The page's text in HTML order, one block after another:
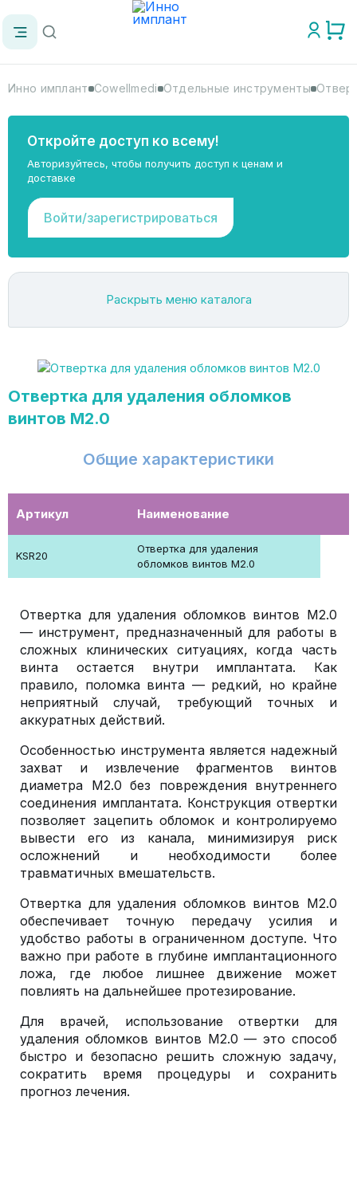
Инно имплант Cowellmedi Отдельные инструменты
Откройте доступ ко всему!
Авторизуйтесь, чтобы получить доступ к ценам и
доставке
Войти/зарегистрироваться
Раскрыть меню каталога
Отвертка для удаления обломков
винтов М2.0
Общие характеристики
Артикул Наименование
KSR20
Отвертка для удаления
обломков винтов М2.0
Отвертка для удаления обломков винтов М2.0
— инструмент, предназначенный для работы в
сложных клинических ситуациях, когда часть
винта остается внутри имплантата. Как
правило, поломка винта — редкий, но крайне
неприятный случай, требующий точных и
аккуратных действий.
Особенностью инструмента является надежный
захват и извлечение фрагментов винтов
диаметра М2.0 без повреждения внутреннего
соединения имплантата. Конструкция отвертки
позволяет зацепить обломок и контролируемо
вывести его из канала, минимизируя риск
осложнений и необходимости более
травматичных вмешательств.
Отвертка для удаления обломков винтов М2.0
обеспечивает точную передачу усилия и
удобство работы в ограниченном доступе. Что
важно при работе в глубине имплантационного
ложа, где любое лишнее движение может
повлиять на дальнейшее протезирование.
Для врачей, использование отвертки для
удаления обломков винтов М2.0 — это способ
быстро и безопасно решить сложную задачу,
сократить время процедуры и сохранить
прогноз лечения.